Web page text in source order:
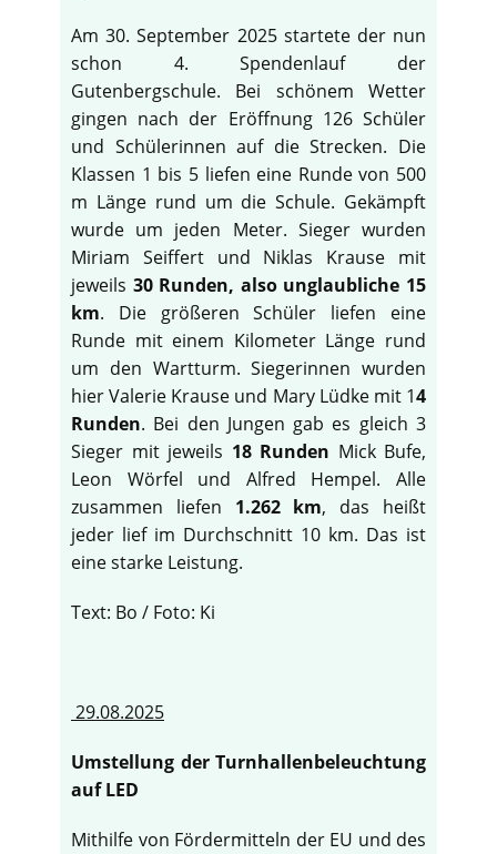
Am 30. September 2025 startete der nun
schon 4. Spendenlauf der
Gutenbergschule. Bei schönem Wetter
gingen nach der Eröffnung 126 Schüler
und Schülerinnen auf die Strecken. Die
Klassen 1 bis 5 liefen eine Runde von 500
m Länge rund um die Schule. Gekämpft
wurde um jeden Meter. Sieger wurden
Miriam Seiffert und Niklas Krause mit
jeweils 30 Runden, also unglaubliche 15
km. Die größeren Schüler liefen eine
Runde mit einem Kilometer Länge rund
um den Wartturm. Siegerinnen wurden
hier Valerie Krause und Mary Lüdke mit 14
Runden. Bei den Jungen gab es gleich 3
Sieger mit jeweils 18 Runden Mick Bufe,
Leon Wörfel und Alfred Hempel. Alle
zusammen liefen 1.262 km, das heißt
jeder lief im Durchschnitt 10 km. Das ist
eine starke Leistung.
Text: Bo / Foto: Ki
29.08.2025
Umstellung der Turnhallenbeleuchtung
auf LED
Mithilfe von Fördermitteln der EU und des